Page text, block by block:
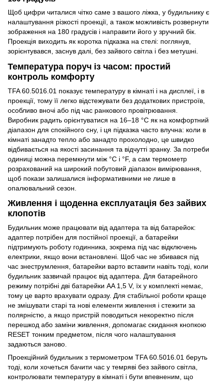
Щоб цифри читалися чітко саме з вашого ліжка, у будильнику є
налаштування різкості проекції, а також можливість розвернути
зображення на 180 градусів і направити його у зручний бік.
Проекція виходить як коротка підказка на стелі: поглянув,
зорієнтувався, заснув далі, без зайвого світла і без метушні.
Температура поруч із часом: простий
контроль комфорту
TFA 60.5016.01 показує температуру в кімнаті і на дисплеї, і в
проекції, тому її легко відстежувати без додаткових пристроїв,
особливо вночі або під час ранкового провітрювання.
Виробник радить орієнтуватися на 16–18 °C як на комфортний
діапазон для спокійного сну, і ця підказка часто влучна: коли в
кімнаті занадто тепло або занадто прохолодно, це швидко
відбивається на якості засинання та відчутті зранку. За потреби
одиниці можна перемкнути між °C і °F, а сам термометр
розрахований на широкий побутовий діапазон вимірювання,
щоб покази залишалися інформативними не лише в
опалювальний сезон.
Живлення і щоденна експлуатація без зайвих
клопотів
Будильник може працювати від адаптера та від батарейок:
адаптер потрібен для постійної проекції, а батарейки
підтримують роботу годинника, зокрема під час відключень
електрики, якщо вони встановлені. Щоб час не збивався під
час знеструмлення, батарейки варто вставити навіть тоді, коли
будильник зазвичай працює від адаптера. Для батарейного
режиму потрібні дві батарейки AA 1,5 V, їх у комплекті немає,
тому це варто врахувати одразу. Для стабільної роботи краще
не змішувати старі та нові елементи живлення і стежити за
полярністю, а якщо пристрій поводиться некоректно після
перешкод або заміни живлення, допомагає скидання кнопкою
RESET тонким предметом, після чого налаштування
задаються заново.
Проекційний будильник з термометром TFA 60.5016.01 беруть
тоді, коли хочеться бачити час у темряві без зайвого світла,
контролювати температуру в кімнаті і бути впевненим, що